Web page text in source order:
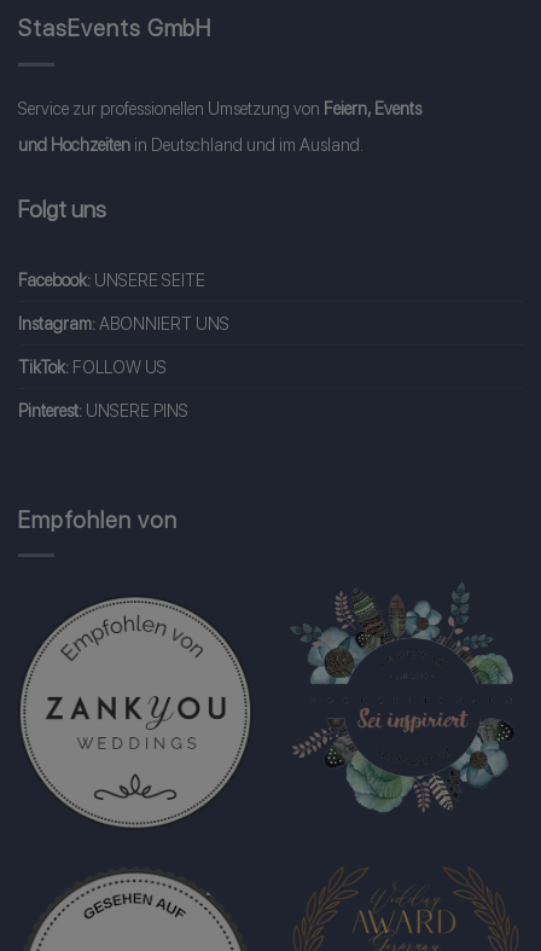
StasEvents GmbH
Service zur professionellen Umsetzung von Feiern, Events
und Hochzeiten in Deutschland und im Ausland.
Folgt uns
Facebook: UNSERE SEITE
Instagram:ABONNIERT UNS
TikTok: FOLLOW US
Pinterest: UNSERE PINS
Empfohlen von